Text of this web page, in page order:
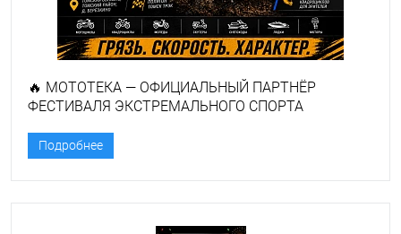
🔥 МОТОТЕКА — ОФИЦИАЛЬНЫЙ ПАРТНЁР
ФЕСТИВАЛЯ ЭКСТРЕМАЛЬНОГО СПОРТА
Подробнее